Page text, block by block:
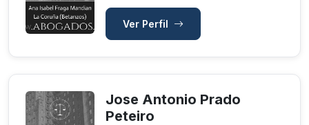
Ver Perfil
Jose Antonio Prado
Peteiro